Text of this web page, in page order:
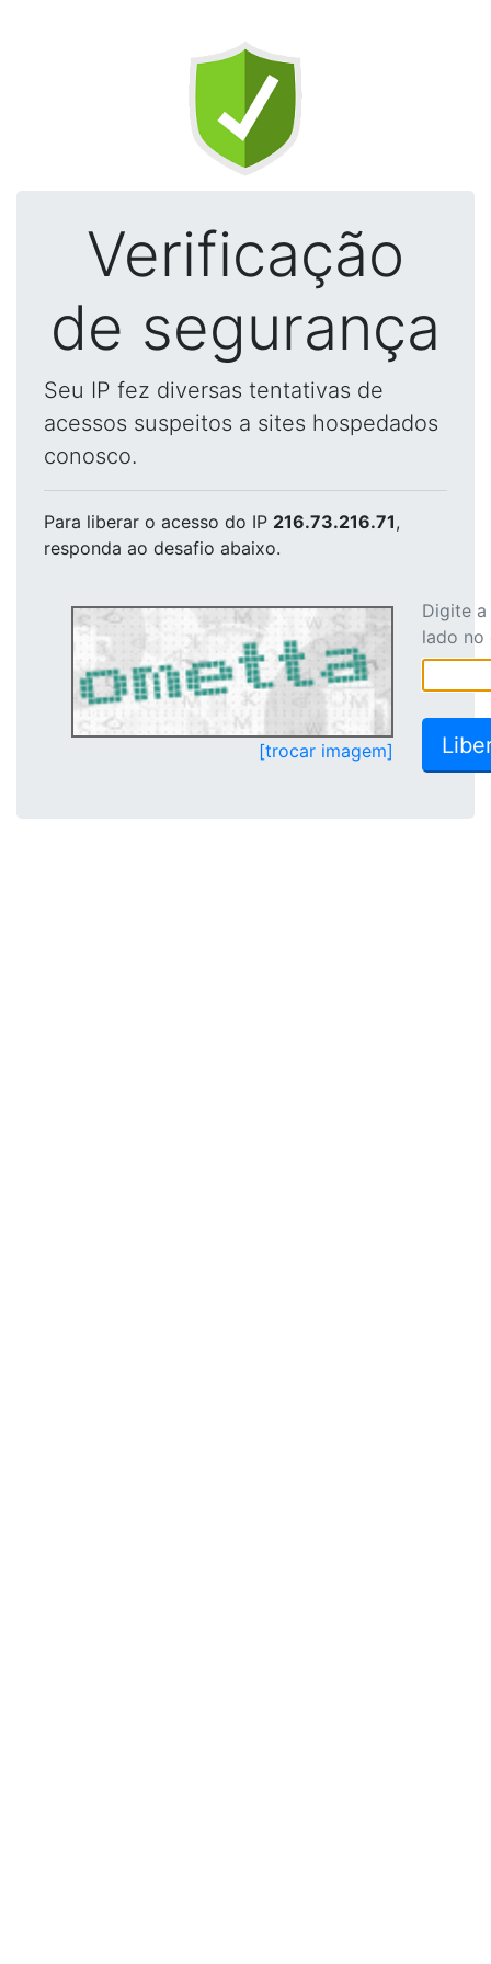
Verificação
de segurança
Seu IP fez diversas tentativas de
acessos suspeitos a sites hospedados
conosco.
Para liberar o acesso do IP 216.73.216.71,
responda ao desafio abaixo.
[trocar imagem]
Digite
lado no